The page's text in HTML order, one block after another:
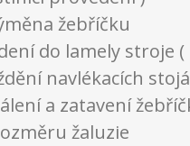
žebříčku
do lamely stroje (
navlékacích
a zatavení
žaluzie